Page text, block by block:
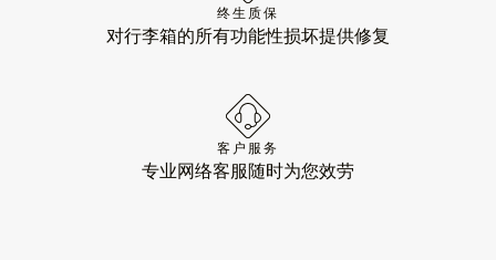
终生质保
对行李箱的所有功能性损坏提供修复
客户服务
专业网络客服随时为您效劳